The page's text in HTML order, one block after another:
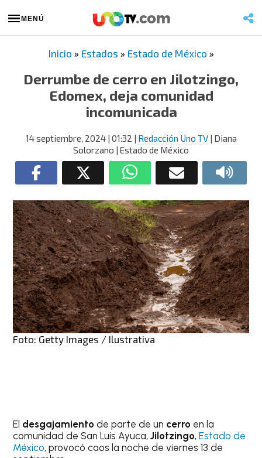
MENÚ
Inicio » Estados » Estado de México »
Derrumbe de cerro en Jilotzingo,
Edomex, deja comunidad
incomunicada
14 septiembre, 2024| 01:32 | Redacción Uno TV| Diana
Solorzano | Estado de México
Foto: Getty Images / Ilustrativa
El desgajamiento de parte de un cerro en la
comunidad de San Luis Ayuca,Jilotzingo,Estado de
México, provocó caos la noche de viernes 13 de